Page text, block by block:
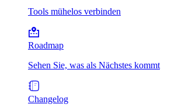
Tools mühelos verbinden
Roadmap
Sehen Sie, was als Nächstes kommt
Changelog